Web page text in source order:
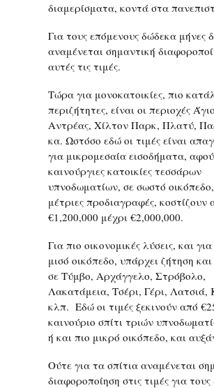
διαμερίσματα, κοντά στα
Για τους επόμενους δώδεκα μήνες
αναμένεται σημαντική
αυτές τις τιμές.
Τώρα για μονοκατοικίες, πιο
περιζήτητες, είναι οι περιοχές
Αντρέας, Χίλτον Παρκ, Πλατύ,
κα. Ωστόσο εδώ οι τιμές είναι
για μικρομεσαία εισοδήματα,
καινούργιες κατοικίες τεσσάρων
υπνοδωματίων, σε σωστό
μέτριες προδιαγραφές, κοστίζουν
€1,200,000 μέχρι €2,000,000.
Για πιο οικονομικές λύσεις, και
μισό οικόπεδο, υπάρχει ζήτηση
σε Τύμβο, Αρχάγγελο, Στρόβολο,
Λακατάμεια, Τσέρι, Γέρι, Λατσιά,
κλπ. Εδώ οι τιμές ξεκινούν από
καινούριο σπίτι τριών
ή και πιο μικρό οικόπεδο, και
Ούτε για τα σπίτια αναμένεται
διαφοροποίηση στις τιμές για